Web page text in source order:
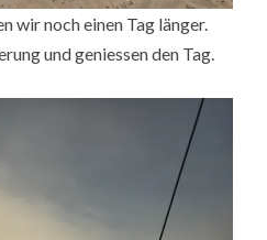
wir noch einen Tag länger.
und geniessen den Tag.